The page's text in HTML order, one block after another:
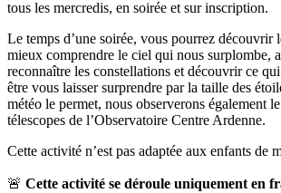
tous les mercredis, en soirée et sur inscription.
Le temps d’une soirée, vous pourrez découvrir
mieux comprendre le ciel qui nous surplombe,
reconnaître les constellations et découvrir ce
être vous laisser surprendre par la taille des
météo le permet, nous observerons également
télescopes de l’Observatoire Centre Ardenne.
Cette activité n’est pas adaptée aux enfants de
🚨 Cette activité se déroule uniquement en